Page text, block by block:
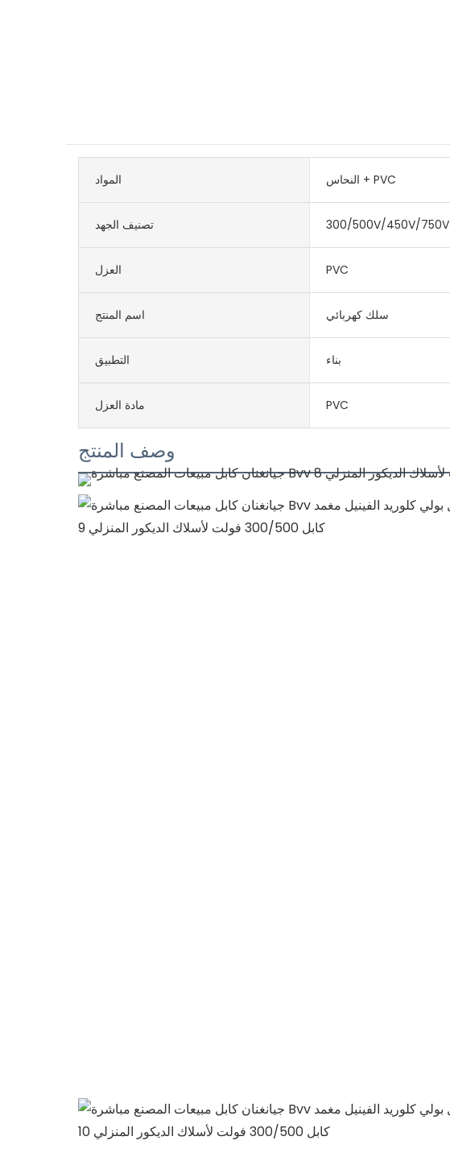
المواد النحاس + PVC
تصنيف الجهد 300/500V/450V/750V
العزل PVC
اسم المنتج سلك كهربائي
التطبيق بناء
مادة العزل PVC
وصف المنتج